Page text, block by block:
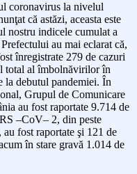
coronavirus la nivelul
că astăzi, aceasta este
nostru indicele cumulat a
au mai eclarat că,
înregistrate 279 de cazuri
total al îmbolnăvirilor în
la debutul pandemiei. În
Grupul de Comunicare
au fost raportate 9.714 de
–CoV– 2, din peste
fost raportate şi 121 de
în stare gravă 1.014 de